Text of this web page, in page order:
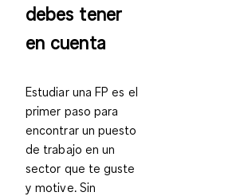
debes tener
en cuenta
Estudiar una FP es el
primer paso para
encontrar un puesto
de trabajo en un
sector que te guste
y motive. Sin